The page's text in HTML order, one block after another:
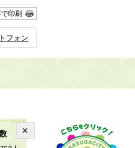
印刷
フォン